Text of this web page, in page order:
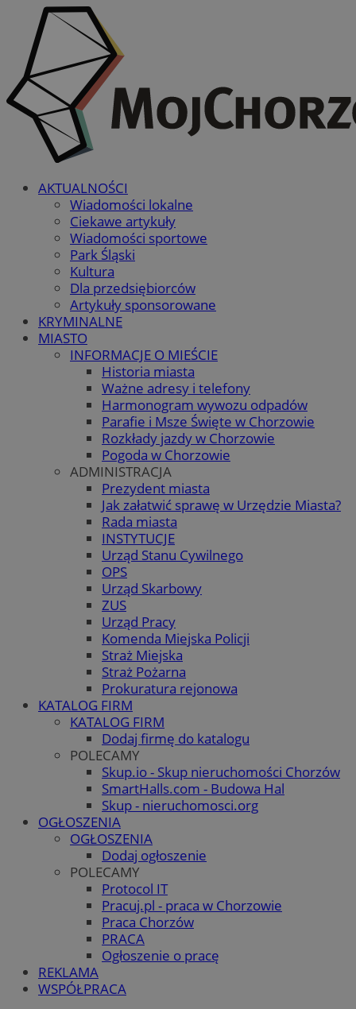
AKTUALNOŚCI
Wiadomości lokalne
Ciekawe artykuły
Wiadomości sportowe
Park Śląski
Kultura
Dla przedsiębiorców
Artykuły sponsorowane
KRYMINALNE
MIASTO
INFORMACJE O MIEŚCIE
Historia miasta
Ważne adresy i telefony
Harmonogram wywozu odpadów
Parafie i Msze Święte w Chorzowie
Rozkłady jazdy w Chorzowie
Pogoda w Chorzowie
ADMINISTRACJA
Prezydent miasta
Jak załatwić sprawę w Urzędzie Miasta?
Rada miasta
INSTYTUCJE
Urząd Stanu Cywilnego
OPS
Urząd Skarbowy
ZUS
Urząd Pracy
Komenda Miejska Policji
Straż Miejska
Straż Pożarna
Prokuratura rejonowa
KATALOG FIRM
KATALOG FIRM
Dodaj firmę do katalogu
POLECAMY
Skup.io - Skup nieruchomości Chorzów
SmartHalls.com - Budowa Hal
Skup - nieruchomosci.org
OGŁOSZENIA
OGŁOSZENIA
Dodaj ogłoszenie
POLECAMY
Protocol IT
Pracuj.pl - praca w Chorzowie
Praca Chorzów
PRACA
Ogłoszenie o pracę
REKLAMA
WSPÓŁPRACA